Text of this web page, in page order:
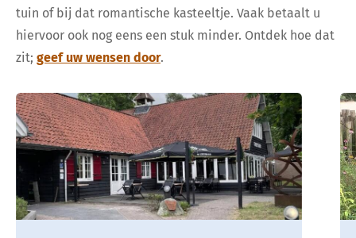
tuin of bij dat romantische kasteeltje. Vaak betaalt u
hiervoor ook nog eens een stuk minder. Ontdek hoe dat
zit; geef uw wensen door.